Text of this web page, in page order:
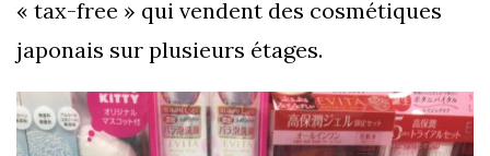
« tax-free » qui vendent des cosmétiques
japonais sur plusieurs étages.